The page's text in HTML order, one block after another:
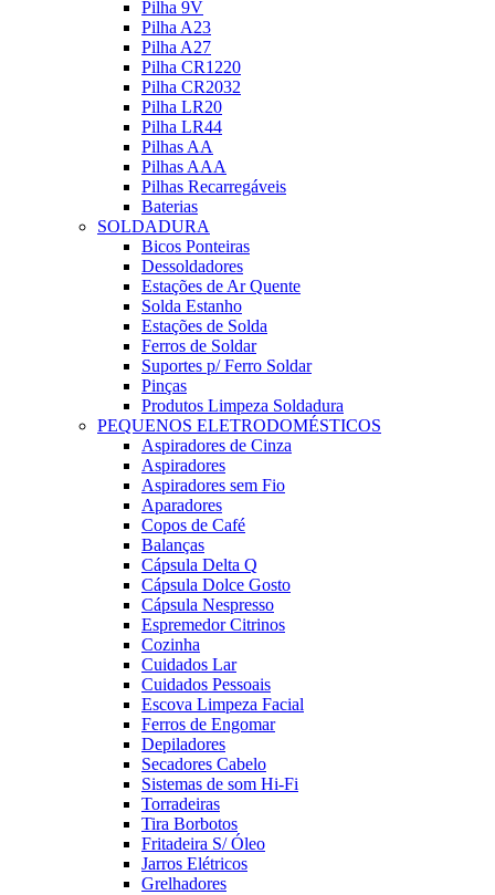
Pilha 9V
Pilha A23
Pilha A27
Pilha CR1220
Pilha CR2032
Pilha LR20
Pilha LR44
Pilhas AA
Pilhas AAA
Pilhas Recarregáveis
Baterias
SOLDADURA
Bicos Ponteiras
Dessoldadores
Estações de Ar Quente
Solda Estanho
Estações de Solda
Ferros de Soldar
Suportes p/ Ferro Soldar
Pinças
Produtos Limpeza Soldadura
PEQUENOS ELETRODOMÉSTICOS
Aspiradores de Cinza
Aspiradores
Aspiradores sem Fio
Aparadores
Copos de Café
Balanças
Cápsula Delta Q
Cápsula Dolce Gosto
Cápsula Nespresso
Espremedor Citrinos
Cozinha
Cuidados Lar
Cuidados Pessoais
Escova Limpeza Facial
Ferros de Engomar
Depiladores
Secadores Cabelo
Sistemas de som Hi-Fi
Torradeiras
Tira Borbotos
Fritadeira S/ Óleo
Jarros Elétricos
Grelhadores